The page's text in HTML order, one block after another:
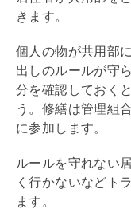
きます。
個人の物が共用部
出しのルールが守
分を確認しておく
う。修繕は管理組合
に参加します。
ルールを守れない
く行かないなどト
ます。